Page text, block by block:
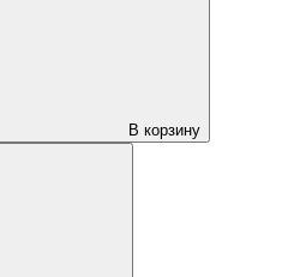
В корзину